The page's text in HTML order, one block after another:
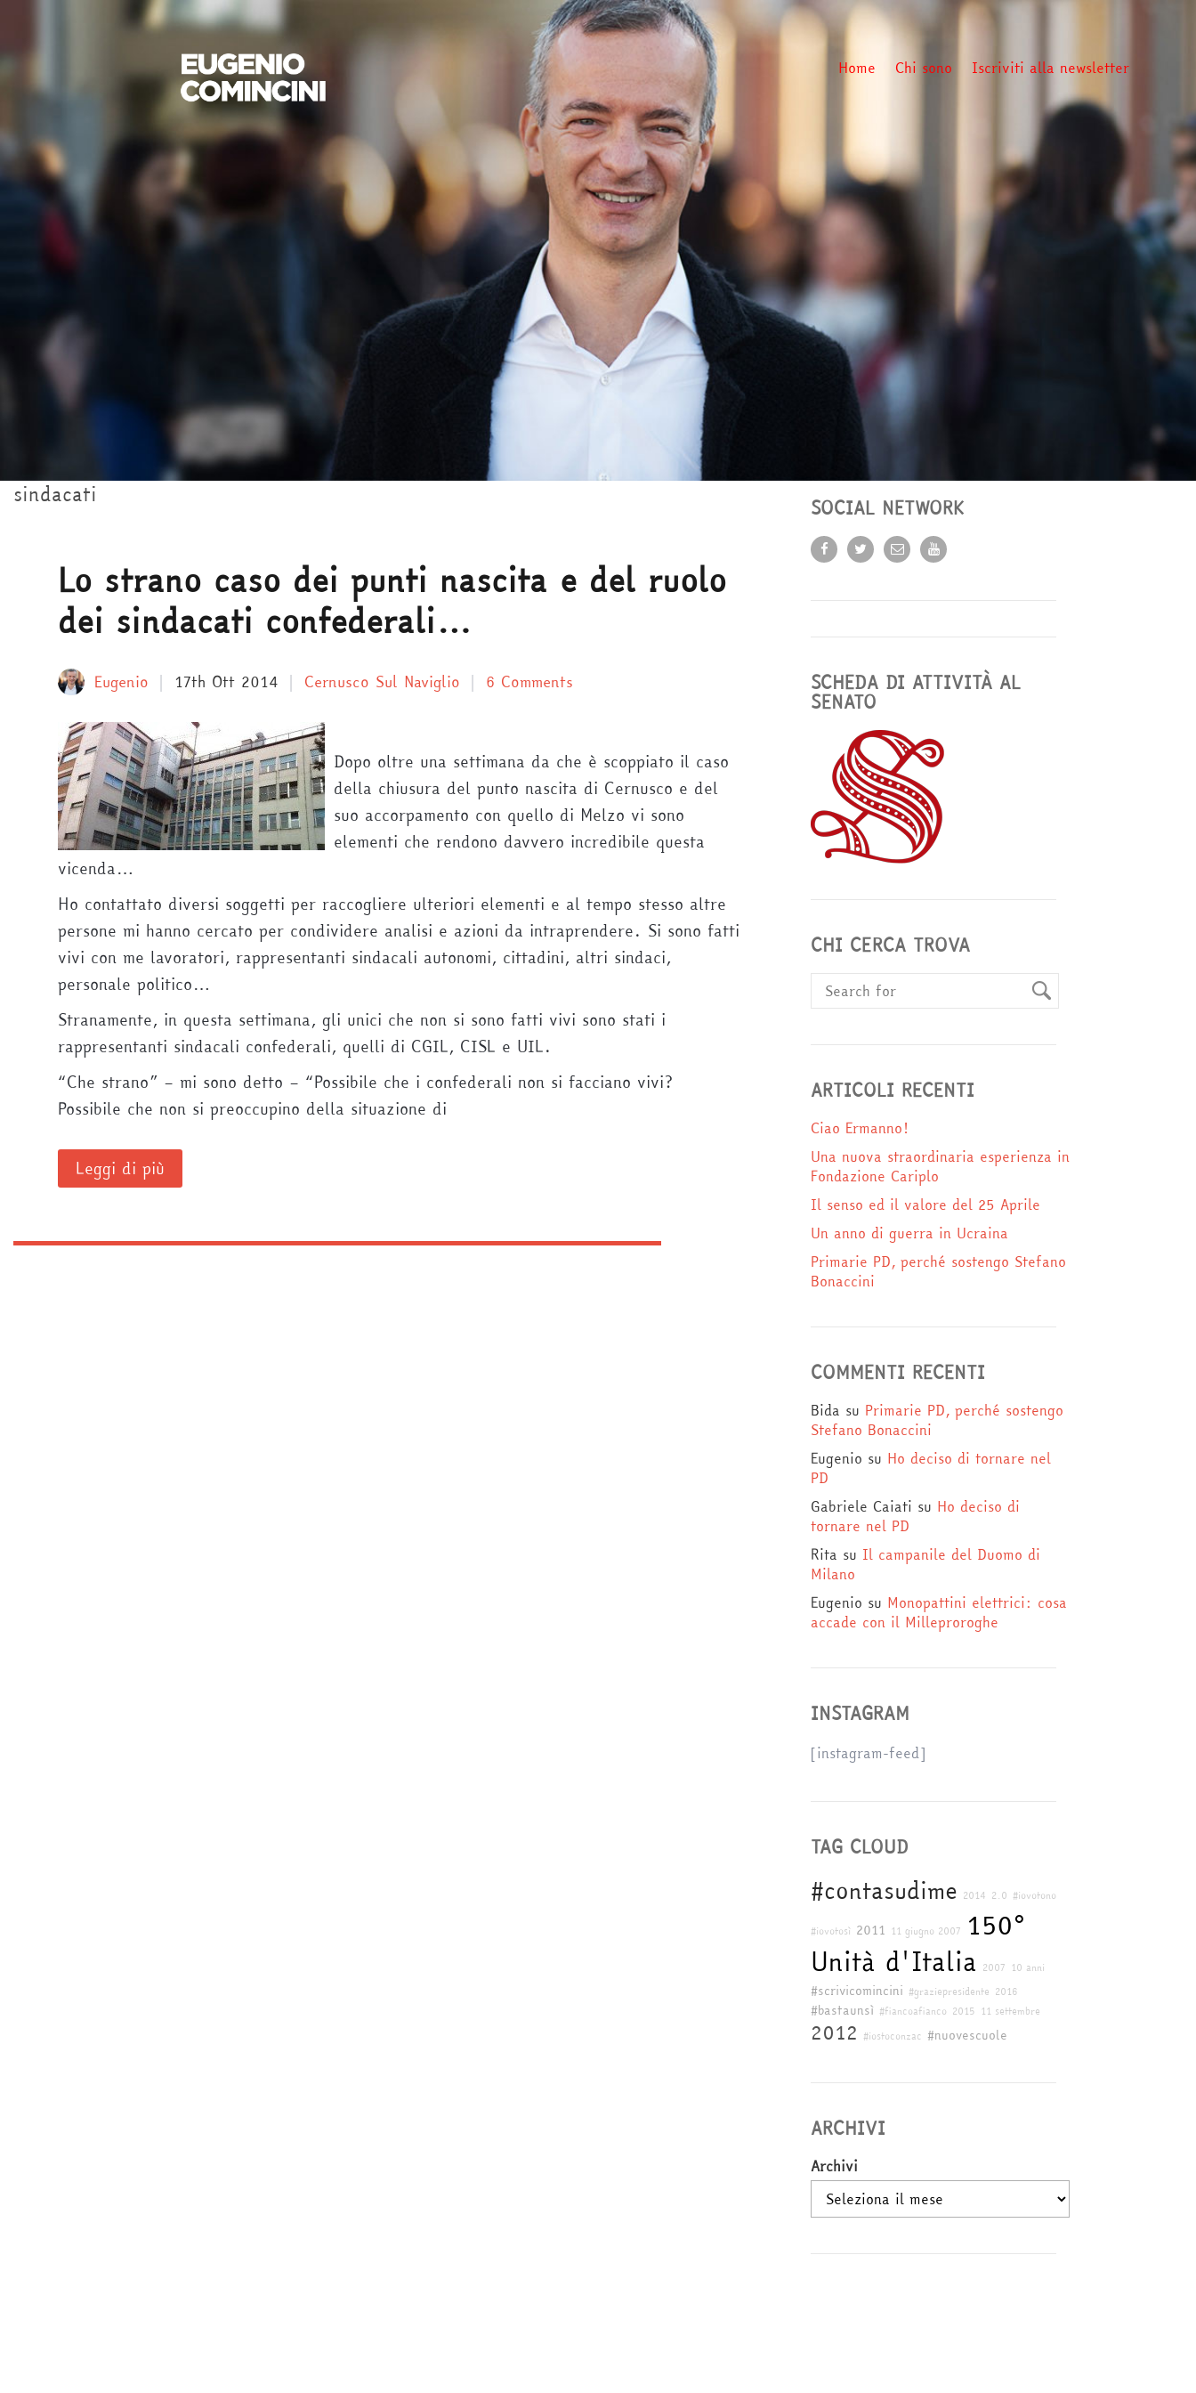
Home Chi sono Iscriviti alla newsletter
sindacati
Lo strano caso dei punti nascita e del ruolo
dei sindacati confederali…
Eugenio 17th Ott 2014 Cernusco Sul Naviglio 6 Comments
Dopo oltre una settimana da che è scoppiato il caso
della chiusura del punto nascita di Cernusco e del
suo accorpamento con quello di Melzo vi sono
elementi che rendono davvero incredibile questa
vicenda…
Ho contattato diversi soggetti per raccogliere ulteriori elementi e al tempo stesso altre
persone mi hanno cercato per condividere analisi e azioni da intraprendere. Si sono fatti
vivi con me lavoratori, rappresentanti sindacali autonomi, cittadini, altri sindaci,
personale politico…
Stranamente, in questa settimana, gli unici che non si sono fatti vivi sono stati i
rappresentanti sindacali confederali, quelli di CGIL, CISL e UIL.
“Che strano” – mi sono detto – “Possibile che i confederali non si facciano vivi?
Possibile che non si preoccupino della situazione di
Leggi di più
SOCIAL NETWORK
SCHEDA DI ATTIVITÀ AL
SENATO
CHI CERCA TROVA
ARTICOLI RECENTI
Ciao Ermanno!
Una nuova straordinaria esperienza in
Fondazione Cariplo
Il senso ed il valore del 25 Aprile
Un anno di guerra in Ucraina
Primarie PD, perché sostengo Stefano
Bonaccini
COMMENTI RECENTI
Bida su Primarie PD, perché sostengo
Stefano Bonaccini
Eugenio su Ho deciso di tornare nel
PD
Gabriele Caiati su Ho deciso di
tornare nel PD
Rita su Il campanile del Duomo di
Milano
Eugenio su Monopattini elettrici: cosa
accade con il Milleproroghe
INSTAGRAM
[instagram-feed]
TAG CLOUD
#contasudime 2014 2.0 #iovotono
#iovotosì 2011 11 giugno 2007
150°
Unità d'Italia 2007 10 anni
#scrivicomincini #graziepresidente 2016
#bastaunsì #fiancoafianco 2015 11 settembre
2012 #iostoconzac #nuovescuole
ARCHIVI
Archivi